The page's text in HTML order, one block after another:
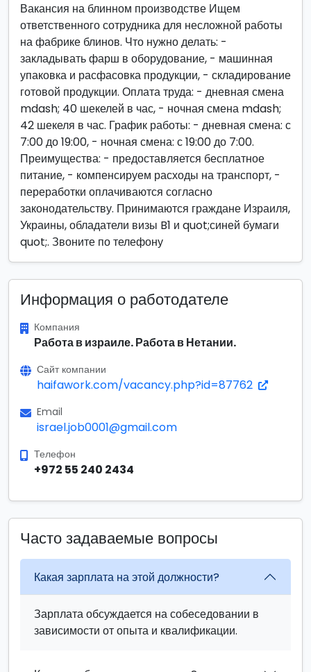
Вакансия на блинном производстве Ищем
ответственного сотрудника для несложной работы
на фабрике блинов. Что нужно делать: -
закладывать фарш в оборудование, - машинная
упаковка и расфасовка продукции, - складирование
готовой продукции. Оплата труда: - дневная смена
mdash; 40 шекелей в час, - ночная смена mdash;
42 шекеля в час. График работы: - дневная смена: с
7:00 до 19:00, - ночная смена: с 19:00 до 7:00.
Преимущества: - предоставляется бесплатное
питание, - компенсируем расходы на транспорт, -
переработки оплачиваются согласно
законодательству. Принимаются граждане Израиля,
Украины, обладатели визы B1 и quot;синей бумаги
quot;. Звоните по телефону
Информация о работодателе
Компания
Работа в израиле. Работа в Нетании.
Сайт компании
haifawork.com/vacancy.php?id=87762
Email
israel.job0001@gmail.com
Телефон
+972 55 240 2434
Часто задаваемые вопросы
Какая зарплата на этой должности?
Зарплата обсуждается на собеседовании в
зависимости от опыта и квалификации.